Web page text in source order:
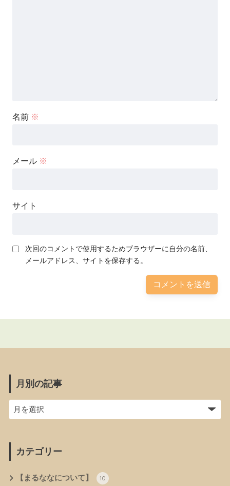
名前 ※
メール ※
サイト
次回のコメントで使用するためブラウザーに自分の名前、
メールアドレス、サイトを保存する。
月別の記事
カテゴリー
【まるななについて】 10